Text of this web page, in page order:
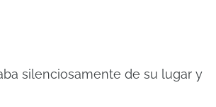
silenciosamente de su lugar y